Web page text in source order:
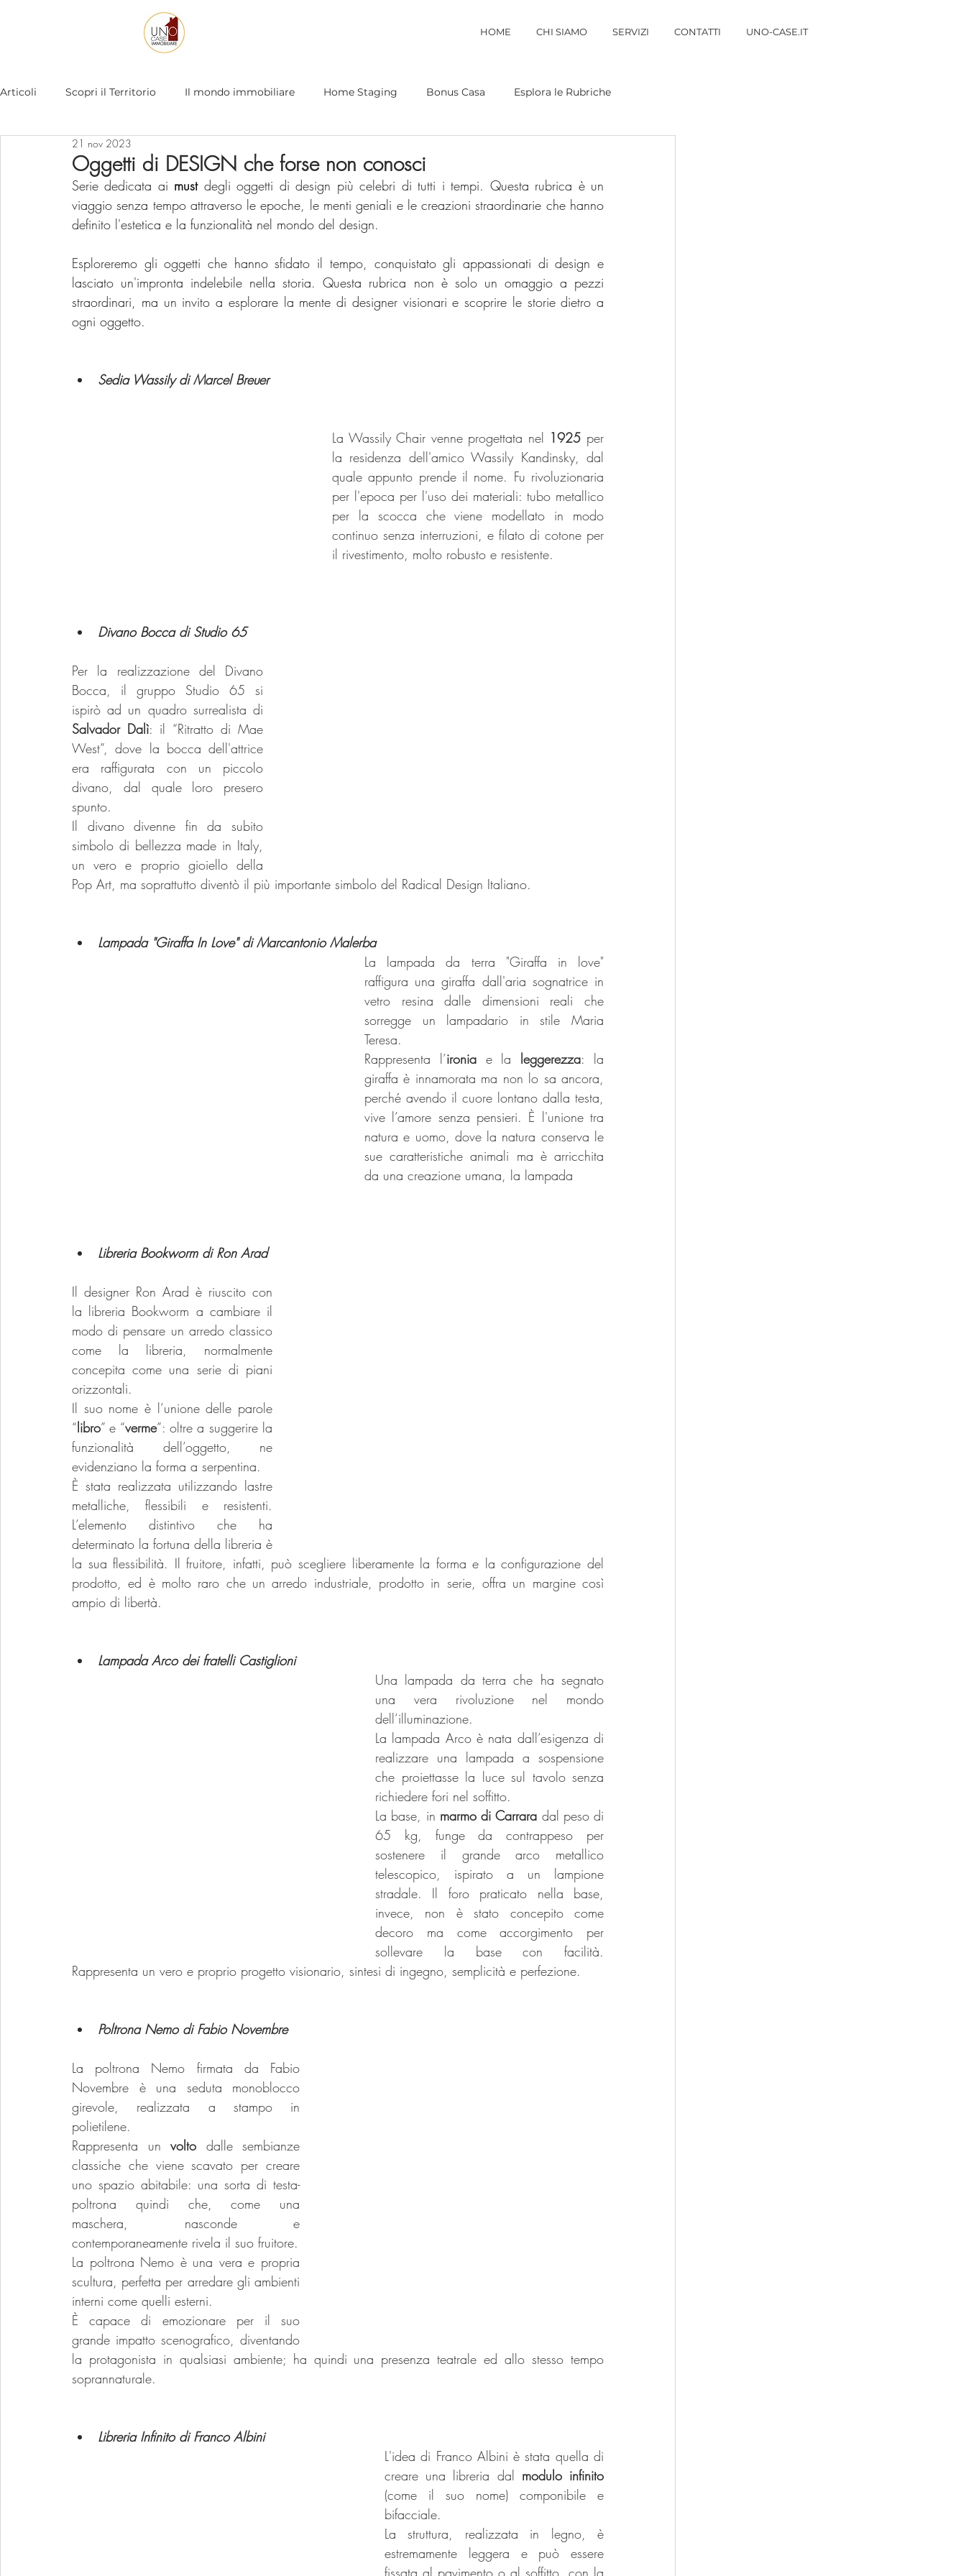
HOME CHI SIAMO SERVIZI CONTATTI UNO-CASE.IT
Articoli Scopri il Territorio Il mondo immobiliare Home Staging Bonus Casa Esplora le Rubriche
Immobiliare 2.0
Oggetti di DESIGN che forse non conosci
21 nov 2023
Serie dedicata ai must degli oggetti di design più celebri di tutti i tempi. Questa rubrica è un
viaggio senza tempo attraverso le epoche, le menti geniali e le creazioni straordinarie che hanno
definito l'estetica e la funzionalità nel mondo del design.
Esploreremo gli oggetti che hanno sfidato il tempo, conquistato gli appassionati di design e
lasciato un'impronta indelebile nella storia. Questa rubrica non è solo un omaggio a pezzi
straordinari, ma un invito a esplorare la mente di designer visionari e scoprire le storie dietro a
ogni oggetto.
Sedia Wassily di Marcel Breuer
La Wassily Chair venne progettata nel 1925 per
la residenza dell'amico Wassily Kandinsky, dal
quale appunto prende il nome. Fu rivoluzionaria
per l'epoca per l'uso dei materiali: tubo metallico
per la scocca che viene modellato in modo
continuo senza interruzioni, e filato di cotone per
il rivestimento, molto robusto e resistente.
Divano Bocca di Studio 65
Per la realizzazione del Divano
Bocca, il gruppo Studio 65 si
Salvador Dalì: il “Ritratto di Mae
West”, dove la bocca dell'attrice
era raffigurata con un piccolo
divano, dal quale loro presero
spunto.
Il divano divenne fin da subito
simbolo di bellezza made in Italy,
un vero e proprio gioiello della
Pop Art, ma soprattutto diventò il più importante simbolo del Radical Design Italiano.
Lampada "Giraffa In Love" di Marcantonio Malerba
La lampada da terra "Giraffa in love"
raffigura una giraffa dall'aria sognatrice in
vetro resina dalle dimensioni reali che
sorregge un lampadario in stile Maria
Teresa.
Rappresenta l’ironia e la leggerezza: la
giraffa è innamorata ma non lo sa ancora,
perché avendo il cuore lontano dalla testa,
vive l’amore senza pensieri. È l'unione tra
natura e uomo, dove la natura conserva le
sue caratteristiche animali ma è arricchita
da una creazione umana, la lampada
Libreria Bookworm di Ron Arad
Il designer Ron Arad è riuscito con
la libreria Bookworm a cambiare il
modo di pensare un arredo classico
come la libreria, normalmente
concepita come una serie di piani
orizzontali.
Il suo nome è l’unione delle parole
“libro” e “verme”: oltre a suggerire la
funzionalità dell’oggetto, ne
evidenziano la forma a serpentina.
È stata realizzata utilizzando lastre
metalliche, flessibili e resistenti.
L’elemento distintivo che ha
determinato la fortuna della libreria è
la sua flessibilità. Il fruitore, infatti, può scegliere liberamente la forma e la configurazione del
prodotto, ed è molto raro che un arredo industriale, prodotto in serie, offra un margine così
ampio di libertà.
Lampada Arco dei fratelli Castiglioni
Una lampada da terra che ha segnato
una vera rivoluzione nel mondo
dell’illuminazione.
La lampada Arco è nata dall’esigenza di
realizzare una lampada a sospensione
che proiettasse la luce sul tavolo senza
richiedere fori nel soffitto.
La base, in marmo di Carrara dal peso di
65 kg, funge da contrappeso per
sostenere il grande arco metallico
telescopico, ispirato a un lampione
stradale. Il foro praticato nella base,
invece, non è stato concepito come
decoro ma come accorgimento per
sollevare la base con facilità.
Rappresenta un vero e proprio progetto visionario, sintesi di ingegno, semplicità e perfezione.
Poltrona Nemo di Fabio Novembre
La poltrona Nemo firmata da Fabio
Novembre è una seduta monoblocco
girevole, realizzata a stampo in
polietilene.
Rappresenta un volto dalle sembianze
classiche che viene scavato per creare
uno spazio abitabile: una sorta di testa-
poltrona quindi che, come una
maschera, nasconde e
contemporaneamente rivela il suo fruitore.
La poltrona Nemo è una vera e propria
scultura, perfetta per arredare gli ambienti
interni come quelli esterni.
È capace di emozionare per il suo
grande impatto scenografico, diventando
la protagonista in qualsiasi ambiente; ha quindi una presenza teatrale ed allo stesso tempo
soprannaturale.
Libreria Infinito di Franco Albini
L'idea di Franco Albini è stata quella di
creare una libreria dal modulo infinito
(come il suo nome) componibile e
bifacciale.
La struttura, realizzata in legno, è
estremamente leggera e può essere
fissata al pavimento o al soffitto, con la